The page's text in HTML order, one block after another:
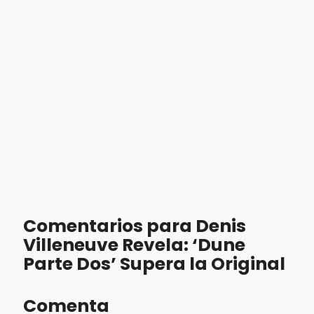
Comentarios para Denis
Villeneuve Revela: ‘Dune
Parte Dos’ Supera la Original
Comenta